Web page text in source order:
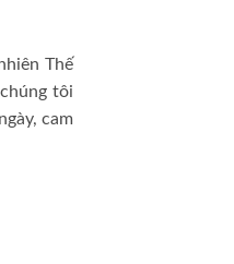
Thế
tôi
cam